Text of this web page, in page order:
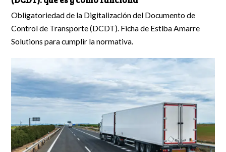
Obligatoriedad de la Digitalización del Documento de
Control de Transporte (DCDT). Ficha de Estiba Amarre
Solutions para cumplir la normativa.